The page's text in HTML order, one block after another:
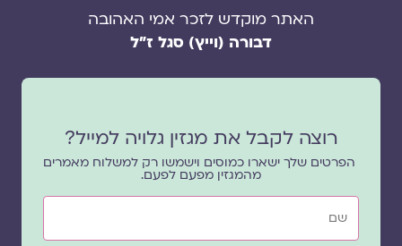
האתר מוקדש לזכר אמי האהובה
דבורה (וייץ) סגל ז"ל
רוצה לקבל את מגזין גלויה למייל?
הפרטים שלך ישארו כמוסים וישמשו רק למשלוח מאמרים
מהמגזין מפעם לפעם.
שם